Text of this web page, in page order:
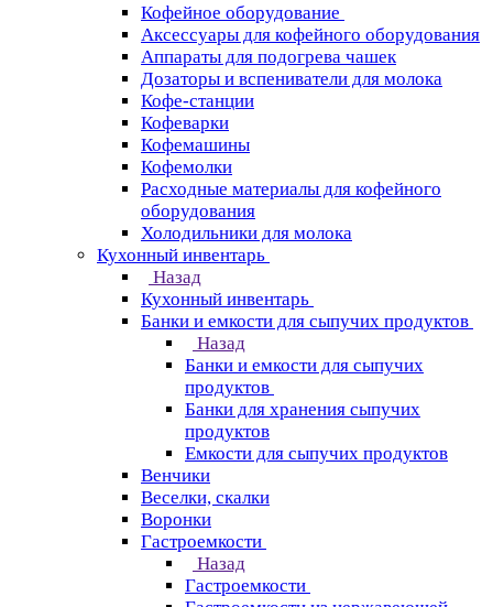
Кофейное оборудование
Аксессуары для кофейного оборудования
Аппараты для подогрева чашек
Дозаторы и вспениватели для молока
Кофе-станции
Кофеварки
Кофемашины
Кофемолки
Расходные материалы для кофейного
оборудования
Холодильники для молока
Кухонный инвентарь
Назад
Кухонный инвентарь
Банки и емкости для сыпучих продуктов
Назад
Банки и емкости для сыпучих
продуктов
Банки для хранения сыпучих
продуктов
Емкости для сыпучих продуктов
Венчики
Веселки, скалки
Воронки
Гастроемкости
Назад
Гастроемкости